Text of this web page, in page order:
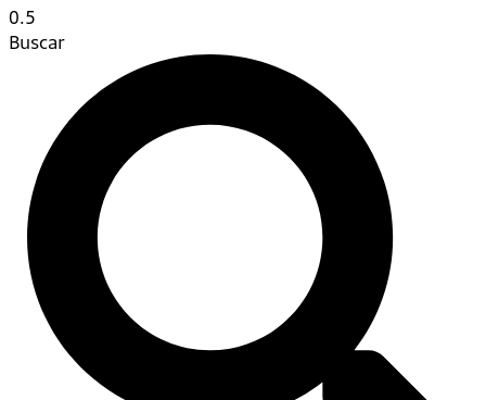
Buscar